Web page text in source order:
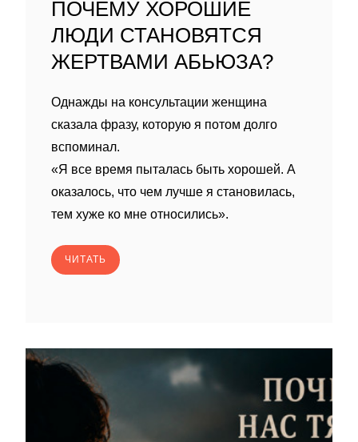
ПОЧЕМУ ХОРОШИЕ
ЛЮДИ СТАНОВЯТСЯ
ЖЕРТВАМИ АБЬЮЗА?
Однажды на консультации женщина
сказала фразу, которую я потом долго
вспоминал.
«Я все время пыталась быть хорошей. А
оказалось, что чем лучше я становилась,
тем хуже ко мне относились».
ЧИТАТЬ